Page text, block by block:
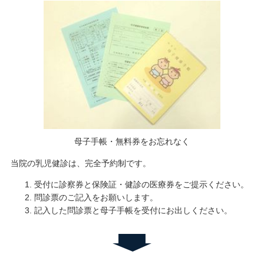
母子手帳・無料券をお忘れなく
当院の乳児健診は、完全予約制です。
受付に診察券と保険証・健診の医療券をご提示ください。
問診票のご記入をお願いします。
記入した問診票と母子手帳を受付にお出しください。